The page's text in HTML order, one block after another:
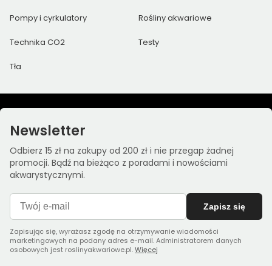
Pompy i cyrkulatory Rośliny akwariowe
Technika CO2 Testy
Tła
Newsletter
Odbierz 15 zł na zakupy od 200 zł i nie przegap żadnej
promocji. Bądź na bieżąco z poradami i nowościami
akwarystycznymi.
Zapisz się
Zapisując się, wyrażasz zgodę na otrzymywanie wiadomości
marketingowych na podany adres e-mail. Administratorem danych
osobowych jest roslinyakwariowe.pl.Więcej